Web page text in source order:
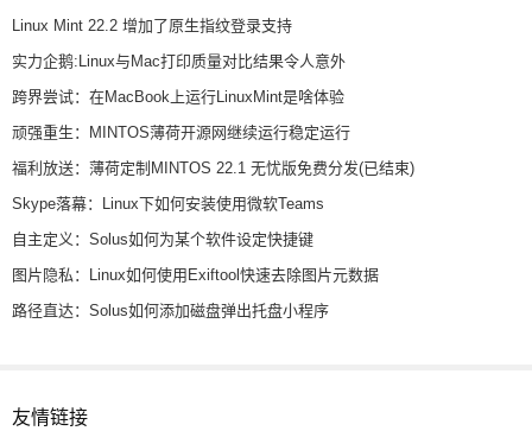
Linux Mint 22.2 增加了原生指纹登录支持
实力企鹅:Linux与Mac打印质量对比结果令人意外
跨界尝试：在MacBook上运行LinuxMint是啥体验
顽强重生：MINTOS薄荷开源网继续运行稳定运行
福利放送：薄荷定制MINTOS 22.1 无忧版免费分发(已结束)
Skype落幕：Linux下如何安装使用微软Teams
自主定义：Solus如何为某个软件设定快捷键
图片隐私：Linux如何使用Exiftool快速去除图片元数据
路径直达：Solus如何添加磁盘弹出托盘小程序
友情链接